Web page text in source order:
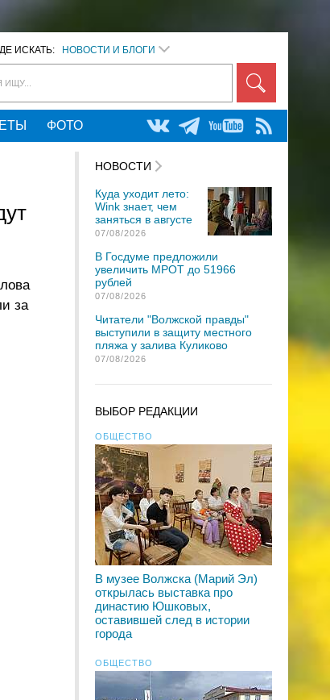
ИСКАТЬ: НОВОСТИ И БЛОГИ
ИЩУ...
ФОТО
за
НОВОСТИ
Куда уходит лето:
Wink знает, чем
заняться в августе
07/08/2026
В Госдуме предложили
увеличить МРОТ до 51966
рублей
07/08/2026
Читатели "Волжской правды"
выступили в защиту местного
пляжа у залива Куликово
07/08/2026
ВЫБОР РЕДАКЦИИ
ОБЩЕСТВО
В музее Волжска (Марий Эл)
открылась выставка про
династию Юшковых,
оставившей след в истории
города
ОБЩЕСТВО